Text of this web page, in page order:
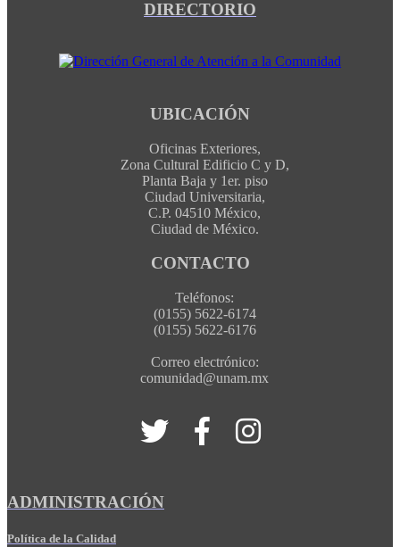
DIRECTORIO
UBICACIÓN
Oficinas Exteriores,
Zona Cultural Edificio C y D,
Planta Baja y 1er. piso
Ciudad Universitaria,
C.P. 04510 México,
Ciudad de México.
CONTACTO
Teléfonos:
(0155) 5622-6174
(0155) 5622-6176
Correo electrónico:
comunidad@unam.mx
ADMINISTRACIÓN
Política de la Calidad